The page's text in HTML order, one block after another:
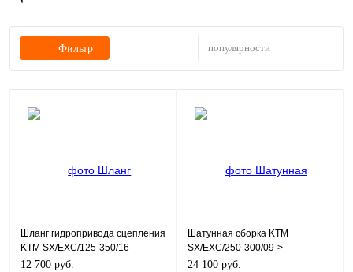
Фильтр популярности
Шланг гидропривода сцепления
KTM SX/EXC/125-350/16
79232063000
12 700 руб.
Шатунная сборка KTM
SX/EXC/250-300/09->
24 100 руб.